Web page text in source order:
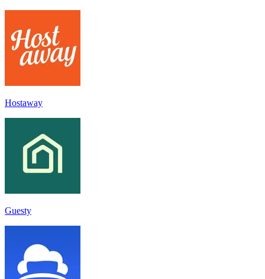
Hostaway
Guesty